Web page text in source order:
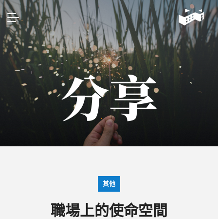
分享
其他
職場上的使命空間